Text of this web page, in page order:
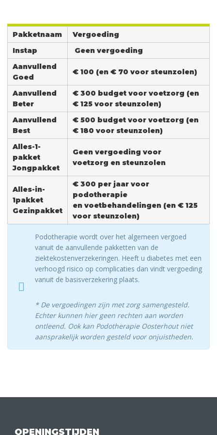
Pakketnaam
Vergoeding
Instap
Geen vergoeding
Aanvullend
Goed
€ 100 (en € 70 voor steunzolen)
Aanvullend
Beter
€ 300 budget voor voetzorg (en
€ 125 voor steunzolen)
Aanvullend
Best
€ 500 budget voor voetzorg (en
€ 180 voor steunzolen)
Alles-1-
pakket
Jongpakket
Geen vergoeding voor
voetzorg en steunzolen
Alles-in-
1pakket
Gezinpakket
€ 300 per jaar voor
podotherapie
en voetbehandelingen (en € 125
voor steunzolen)
Podotherapie wordt over het algemeen vergoed
vanuit de aanvullende pakketten van de
ziektekostenverzekeringen. Heeft u diabetes met een
verhoogd risico op complicaties dan vindt vergoeding
vanuit de basisverzekering plaats.
* De vergoedingen zijn met zorg samengesteld.
Echter kunnen hier geen rechten aan worden
ontleend. Ook kan Podotherapie Oosterhout niet
aansprakelijk worden gesteld voor onjuistheden.
OPENINGSTIJDEN